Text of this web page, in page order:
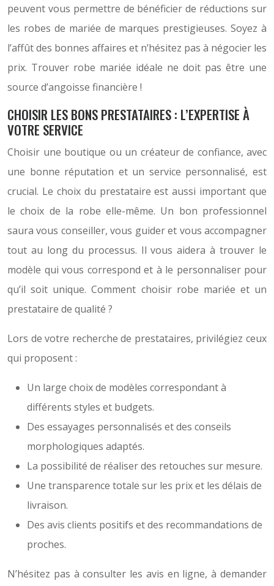
peuvent vous permettre de bénéficier de réductions sur
les robes de mariée de marques prestigieuses. Soyez à
l’affût des bonnes affaires et n’hésitez pas à négocier les
prix. Trouver robe mariée idéale ne doit pas être une
source d’angoisse financière !
CHOISIR LES BONS PRESTATAIRES : L’EXPERTISE À
VOTRE SERVICE
Choisir une boutique ou un créateur de confiance, avec
une bonne réputation et un service personnalisé, est
crucial. Le choix du prestataire est aussi important que
le choix de la robe elle-même. Un bon professionnel
saura vous conseiller, vous guider et vous accompagner
tout au long du processus. Il vous aidera à trouver le
modèle qui vous correspond et à le personnaliser pour
qu’il soit unique. Comment choisir robe mariée et un
prestataire de qualité ?
Lors de votre recherche de prestataires, privilégiez ceux
qui proposent :
Un large choix de modèles correspondant à
différents styles et budgets.
Des essayages personnalisés et des conseils
morphologiques adaptés.
La possibilité de réaliser des retouches sur mesure.
Une transparence totale sur les prix et les délais de
livraison.
Des avis clients positifs et des recommandations de
proches.
N’hésitez pas à consulter les avis en ligne, à demander